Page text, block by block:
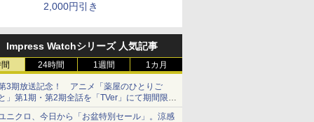
2,000円引き
Impress Watchシリーズ 人気記事
24時間 1週間 1カ月
3期放送記念！ アニメ「薬屋のひとりご
」第1期・第2期全話を「TVer」にて期間限定
順次無料配信開始
ニクロ、今日から「お盆特別セール」。涼感